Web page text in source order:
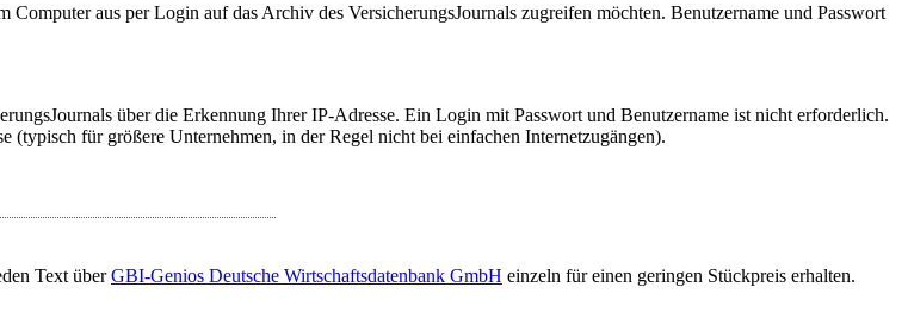
aus per Login auf das Archiv des VersicherungsJournals zugreifen möchten. Benutzername und Passwort
über die Erkennung Ihrer IP-Adresse. Ein Login mit Passwort und Benutzername ist nicht erforderlich.
für größere Unternehmen, in der Regel nicht bei einfachen Internetzugängen).
Text überGBI-Genios Deutsche Wirtschaftsdatenbank GmbH einzeln für einen geringen Stückpreis erhalten.